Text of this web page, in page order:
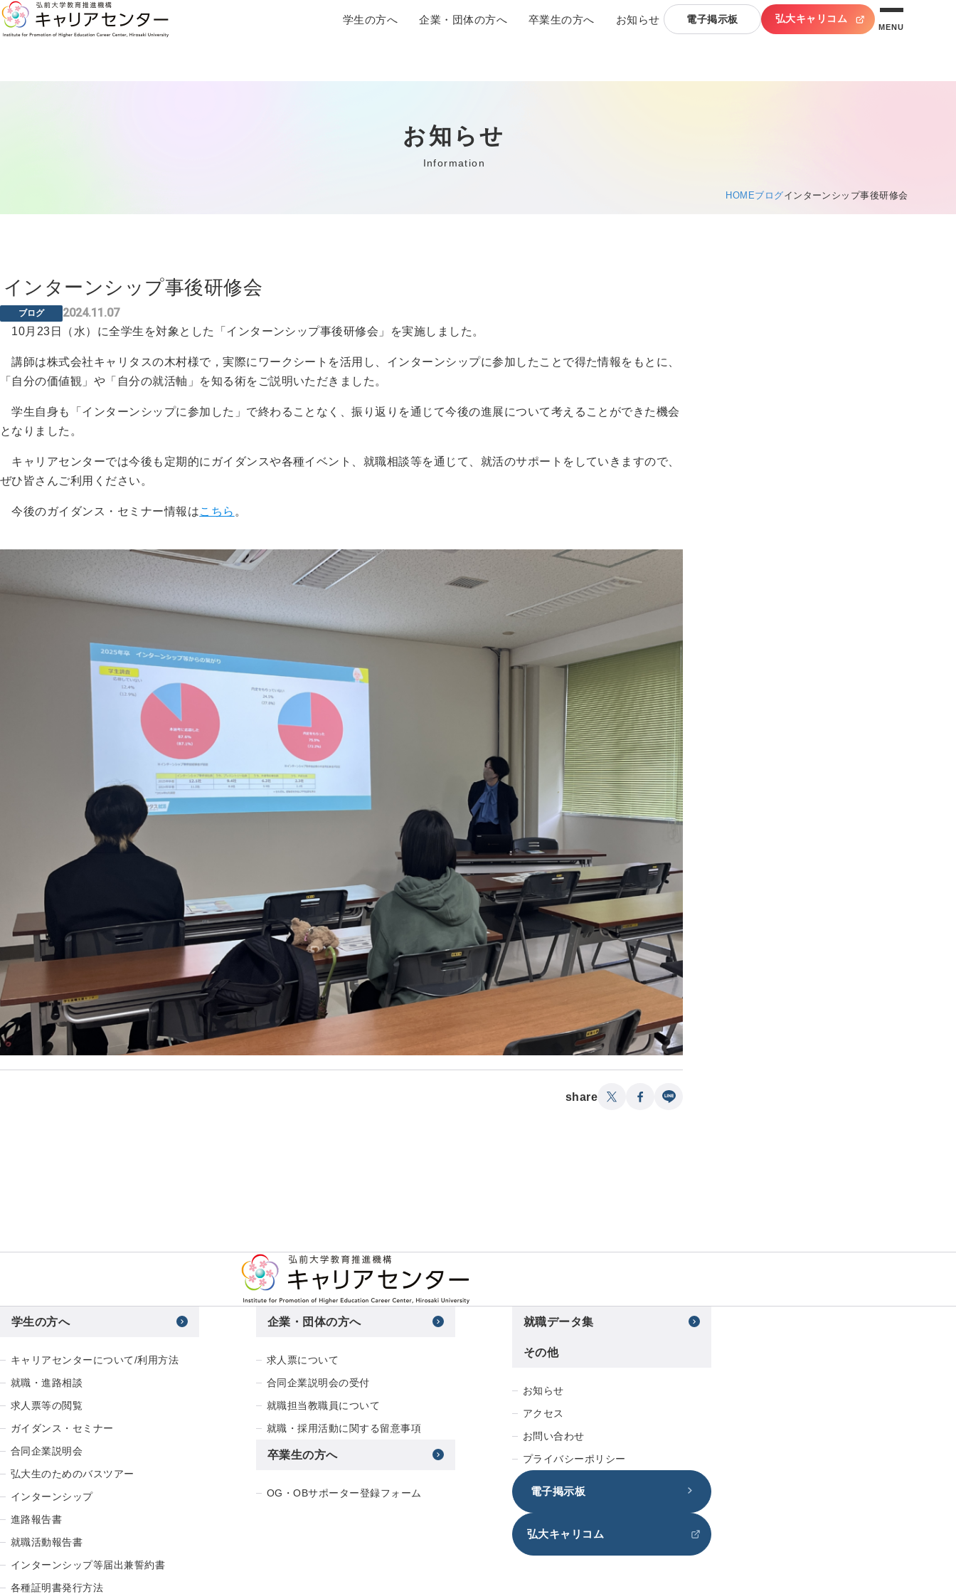
学生の方へ 企業・団体の方へ 卒業生の方へ お知らせ 電子掲示板 弘大キャリコム
MENU
お知らせ
Information
HOMEブログインターンシップ事後研修会
インターンシップ事後研修会
ブログ 2024.11.07
10月23日（水）に全学生を対象とした「インターンシップ事後研修会」を実施しました。
講師は株式会社キャリタスの木村様で，実際にワークシートを活用し、インターンシップに参加したことで得た情報をもとに、
「自分の価値観」や「自分の就活軸」を知る術をご説明いただきました。
学生自身も「インターンシップに参加した」で終わることなく、振り返りを通じて今後の進展について考えることができた機会
となりました。
キャリアセンターでは今後も定期的にガイダンスや各種イベント、就職相談等を通じて、就活のサポートをしていきますので、
ぜひ皆さんご利用ください。
今後のガイダンス・セミナー情報はこちら 。
share
学生の方へ
キャリアセンターについて/利用方法
就職・進路相談
求人票等の閲覧
ガイダンス・セミナー
合同企業説明会
弘大生のためのバスツアー
インターンシップ
進路報告書
就職活動報告書
インターンシップ等届出兼誓約書
各種証明書発行方法
企業・団体の方へ
求人票について
合同企業説明会の受付
就職担当教職員について
就職・採用活動に関する留意事項
卒業生の方へ
OG・OBサポーター登録フォーム
就職データ集
その他
お知らせ
アクセス
お問い合わせ
プライバシーポリシー
電子掲示板
弘大キャリコム